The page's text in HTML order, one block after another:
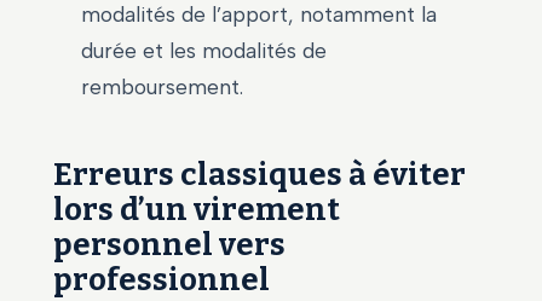
modalités de l’apport, notamment la
durée et les modalités de
remboursement.
Erreurs classiques à éviter
lors d’un virement
personnel vers
professionnel